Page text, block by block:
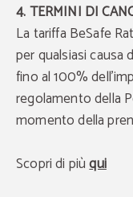
4. TERMINI DI
La tariffa BeSafe
per qualsiasi
fino al 100%
regolamento della
momento della
Scopri di piùqui